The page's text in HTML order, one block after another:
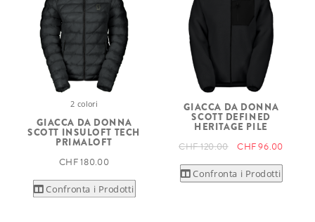
2 colori
GIACCA DA DONNA
SCOTT INSULOFT TECH
PRIMALOFT
CHF 180.00
Confronta i Prodotti
GIACCA DA DONNA
SCOTT DEFINED
HERITAGE PILE
CHF 120.00 CHF 96.00
Confronta i Prodotti